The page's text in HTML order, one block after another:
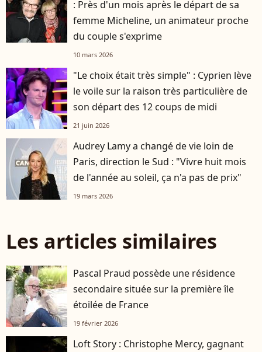
: Près d'un mois après le départ de sa
femme Micheline, un animateur proche
du couple s'exprime
10 mars 2026
"Le choix était très simple" : Cyprien lève
le voile sur la raison très particulière de
son départ des 12 coups de midi
21 juin 2026
Audrey Lamy a changé de vie loin de
Paris, direction le Sud : "Vivre huit mois
de l'année au soleil, ça n'a pas de prix"
19 mars 2026
Les articles similaires
Pascal Praud possède une résidence
secondaire située sur la première île
étoilée de France
19 février 2026
Loft Story : Christophe Mercy, gagnant